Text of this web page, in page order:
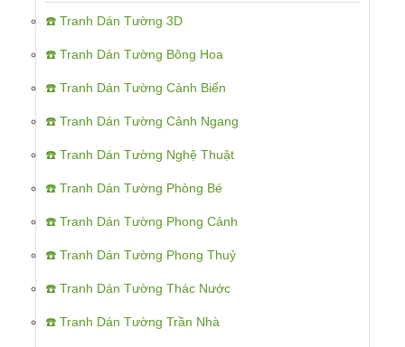
☎️ Tranh Dán Tường 3D
☎️ Tranh Dán Tường Bông Hoa
☎️ Tranh Dán Tường Cảnh Biển
☎️ Tranh Dán Tường Cảnh Ngang
☎️ Tranh Dán Tường Nghệ Thuật
☎️ Tranh Dán Tường Phòng Bé
☎️ Tranh Dán Tường Phong Cảnh
☎️ Tranh Dán Tường Phong Thuỷ
☎️ Tranh Dán Tường Thác Nước
☎️ Tranh Dán Tường Trần Nhà